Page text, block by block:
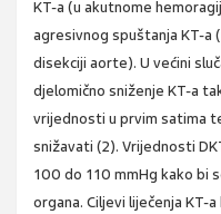
KT-a (u akutnome
agresivnog spuštanja KT-a
disekciji aorte). U većini
djelomično sniženje KT-a
vrijednosti u prvim satima
snižavati (2). Vrijednosti
100 do 110 mmHg kako bi
organa. Ciljevi liječenja KT-